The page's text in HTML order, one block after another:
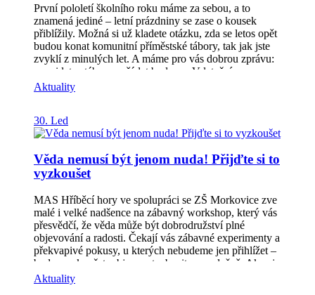
památek místního významu)Školská zařízení (zařízení
školního stravování, školní sportoviště/tělocvičny a
venkovní prostory) Základní informace k výzvě:
žadatelé: obce, svazky obcí, jejich příspěvkové
organizace a nestátní neziskové organizace = spolky,
vč. pobočných spolků, nadace, nadační fondy, ústavy,
církve, o.p.s., školské právnické osoby (podmínka
historie NNO 2 roky před podáním žádosti o
stanovena dotaceminimální výše výdajů, ze kterých je
stanovena dotace 100.000,–Kč maxilální výše výdajů,
seminář pro žadatele se uskuteční dne 10. 3.
2026 od 14:00 hod v KD Zdounky, Tyršova 374.
Reistrace na seminář na emailu:
lenka.svozilova@hribecihory.cz nebo tel.: 739 517 899
[…]
První pololetí školního roku máme za sebou, a to
znamená jediné – letní prázdniny se zase o kousek
přiblížily. Možná si už kladete otázku, zda se letos opět
budou konat komunitní příměstské tábory, tak jak jste
zvyklí z minulých let. A máme pro vás dobrou zprávu:
ano, i letos tábory pořádat budeme. V letošním roce se
uskuteční celkem 16 příměstských táborů. Aktuálně
probíhá komunikace se starosty obcí, které o tábory
konání. Jakmile budou termíny potvrzeny, spustíme
přihlašování. Sledujte náš web poznejte.hribecihory.cz
Aktuality
30. Led
Věda nemusí být jenom nuda! Přijďte si to
vyzkoušet
MAS Hříběcí hory ve spolupráci se ZŠ Morkovice zve
malé i velké nadšence na zábavný workshop, který vás
přesvědčí, že věda může být dobrodružství plné
objevování a radosti. Čekají vás zábavné experimenty a
překvapivé pokusy, u kterých nebudeme jen přihlížet –
budeme zkoušet, objevovat a bavit se společně. Akce je
otevřená opravdu všem bez rozdílu věku. Nezáleží na
tom, jestli chodíte do školy, nebo už dávno ne – vzít
Aktuality